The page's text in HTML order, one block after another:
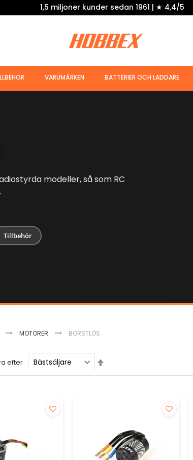
1,5 miljoner kunder sedan 1961 | ★ 4,4/5
VARUMÄRKEN BATTERIER OCH LADDARE
modeller, så som RC
Tillbehör
MOTORER BORSTLÖS
efter
sortering